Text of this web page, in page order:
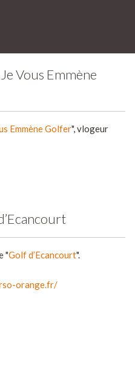
Vous Emmène
Emmène Golfer", vlogeur
"Golf d’Ecancourt".
orange.fr/